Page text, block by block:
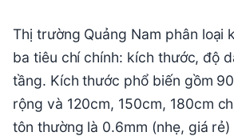
Thị trường Quảng Nam phân loại
ba tiêu chí chính: kích thước, độ
tầng. Kích thước phổ biến gồm
rộng và 120cm, 150cm, 180cm
tôn thường là 0.6mm (nhẹ, giá